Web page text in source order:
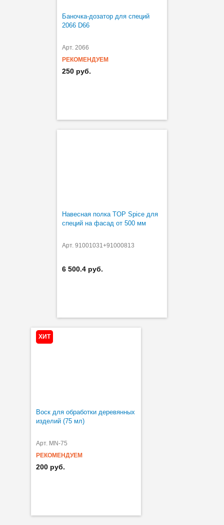
Баночка-дозатор для специй
2066 D66
Арт. 2066
РЕКОМЕНДУЕМ
250 руб.
Навесная полка TOP Spice для
специй на фасад от 500 мм
Арт. 91001031+91000813
6 500.4 руб.
ХИТ
Воск для обработки деревянных
изделий (75 мл)
Арт. MN-75
РЕКОМЕНДУЕМ
200 руб.